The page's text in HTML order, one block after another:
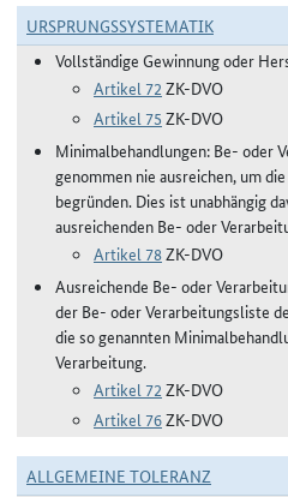
URSPRUNGSSYSTEMATIK
Vollständige Gewinnung oder
Artikel 72 ZK-DVO
Artikel 75 ZK-DVO
Minimalbehandlungen: Be- oder
genommen nie ausreichen, um
begründen. Dies ist unabhängig
ausreichenden Be- oder
Artikel 78ZK-DVO
Ausreichende Be- oder
der Be- oder Verarbeitungsliste
die so genannten
Verarbeitung.
Artikel 72 ZK-DVO
Artikel 76ZK-DVO
ALLGEMEINE TOLERANZ